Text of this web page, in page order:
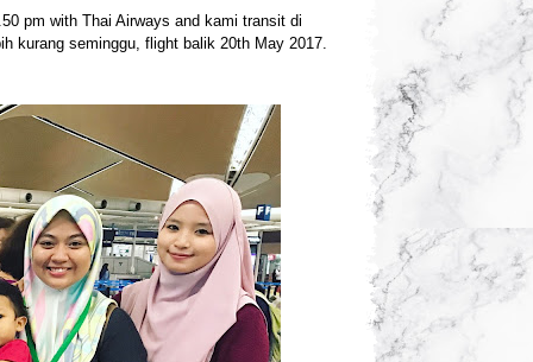
pm with Thai Airways and kami transit di
kurang seminggu, flight balik 20th May 2017.